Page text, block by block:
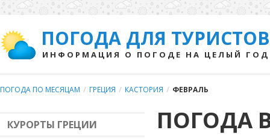
ПОГОДА ДЛЯ ТУРИСТОВ
ИНФОРМАЦИЯ О ПОГОДЕ НА ЦЕЛЫЙ ГОД
ПОГОДА ПО МЕСЯЦАМ / ГРЕЦИЯ / КАСТОРИЯ / ФЕВРАЛЬ
КУРОРТЫ ГРЕЦИИ ПОГОДА